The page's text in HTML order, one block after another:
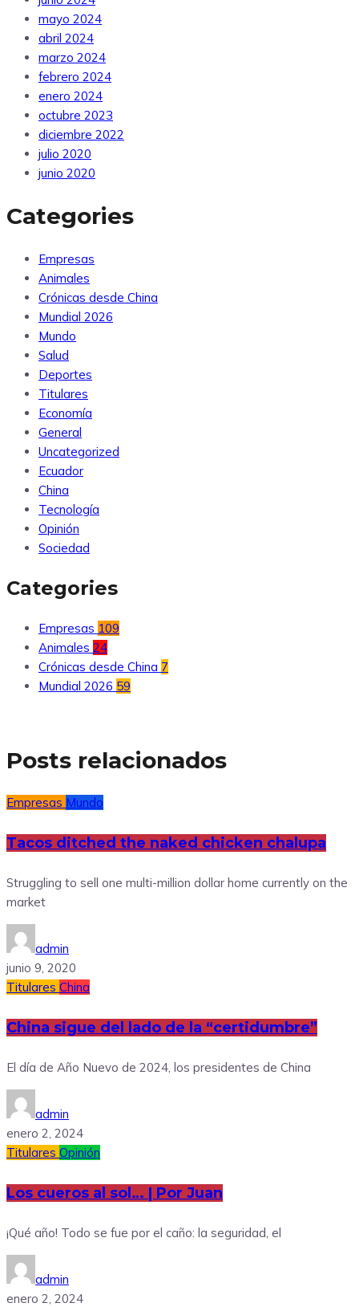
mayo 2024
abril 2024
marzo 2024
febrero 2024
enero 2024
octubre 2023
diciembre 2022
julio 2020
junio 2020
Categories
Empresas
Animales
Crónicas desde China
Mundial 2026
Mundo
Salud
Deportes
Titulares
Economía
General
Uncategorized
Ecuador
China
Tecnología
Opinión
Sociedad
Categories
Empresas 109
Animales 24
Crónicas desde China 7
Mundial 2026 59
Posts relacionados
Empresas Mundo
Tacos ditched the naked chicken chalupa
Struggling to sell one multi-million dollar home currently on the
market
admin
junio 9, 2020
Titulares China
China sigue del lado de la “certidumbre”
El día de Año Nuevo de 2024, los presidentes de China
admin
enero 2, 2024
Titulares Opinión
Los cueros al sol… | Por Juan
¡Qué año! Todo se fue por el caño: la seguridad, el
admin
enero 2, 2024